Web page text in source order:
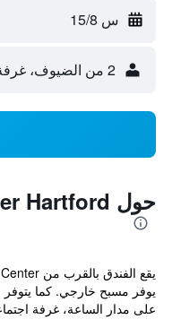
س 15/8
2 من الضيوف، غرفة واحدة
حول Hawthorn Manchester Hartford
يوفر مسبح خارجي. كما يتوفر
على مدار الساعة، غرفة